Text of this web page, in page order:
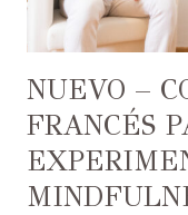
NUEVO –
FRANCÉS